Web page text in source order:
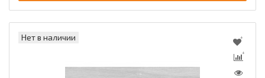
Нет в наличии